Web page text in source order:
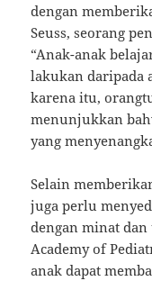
dengan
Seuss, seorang
“Anak-anak
lakukan daripada
karena itu,
menunjukkan
yang
Selain
juga perlu
dengan minat
Academy of
anak dapat